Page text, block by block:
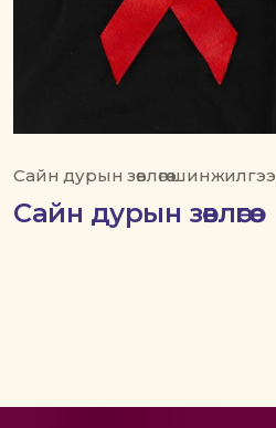
Сайн дурын зөвлөгөө шинжилгээ
Сайн дурын зөвлөгөө